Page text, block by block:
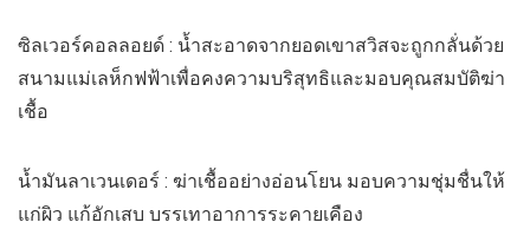
ซิลเวอร์คอลลอยด์ : น้ำสะอาดจากยอดเขาสวิสจะถูกกลั่นด้วย
สนามแม่เลห็กฟฟ้าเพื่อคงความบริสุทธิและมอบคุณสมบัติฆ่า
เชื้อ
น้ำมันลาเวนเดอร์ : ฆ่าเชื้ออย่างอ่อนโยน มอบความชุ่มชื่นให้
แก่ผิว แก้อักเสบ บรรเทาอาการระคายเคือง